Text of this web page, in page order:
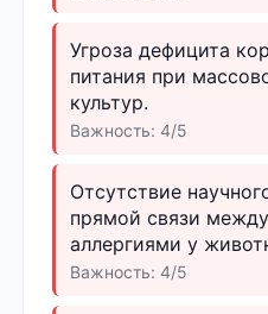
Угроза дефицита
питания при
культур.
Важность: 4/5
Отсутствие
прямой связи
аллергиями у
Важность: 4/5